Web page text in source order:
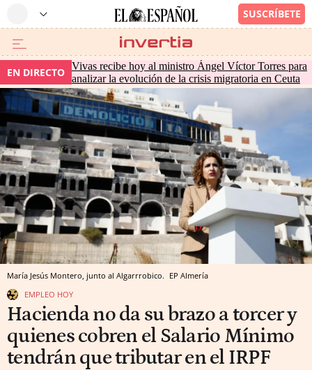
EN DIRECTO Vivas recibe hoy al ministro Ángel Víctor Torres para
analizar la evolución de la crisis migratoria en Ceuta
María Jesús Montero, junto al Algarrrobico. EP Almería
EMPLEO HOY
Hacienda no da su brazo a torcer y
quienes cobren el Salario Mínimo
tendrán que tributar en el IRPF